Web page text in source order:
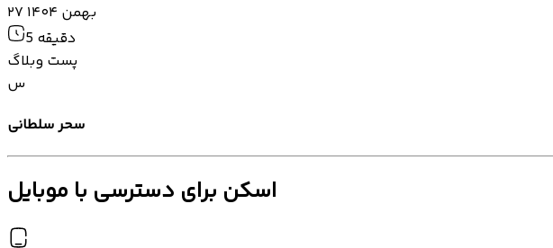
۲۷ بهمن ۱۴۰۴
5 دقیقه
پست وبلاگ
س
سحر سلطانی
اسکن برای دسترسی با موبایل